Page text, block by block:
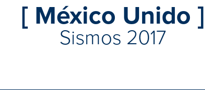
[ México Unido ]
Sismos 2017